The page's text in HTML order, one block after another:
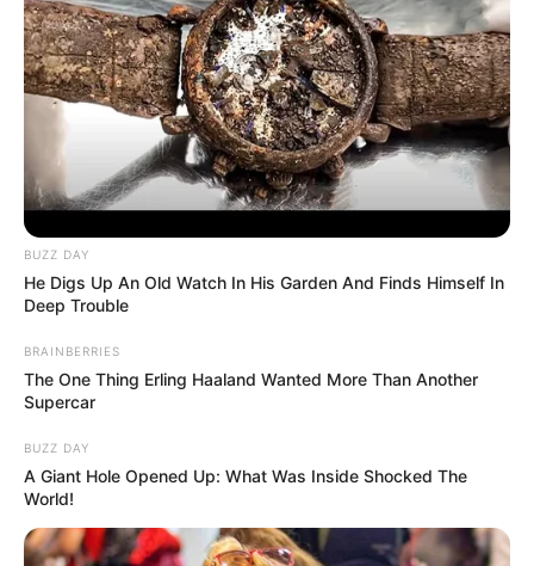
BUZZ DAY
He Digs Up An Old Watch In His Garden And Finds Himself In
Deep Trouble
BRAINBERRIES
The One Thing Erling Haaland Wanted More Than Another
Supercar
BUZZ DAY
A Giant Hole Opened Up: What Was Inside Shocked The
World!